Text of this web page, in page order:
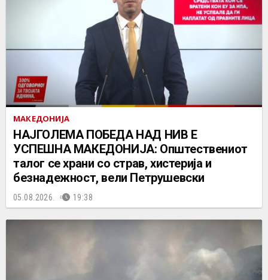
МАКЕДОНИЈА
НАЈГОЛЕМА ПОБЕДА НАД НИВ Е
УСПЕШНА МАКЕДОНИЈА: Општествениот
талог се храни со страв, хистерија и
безнадежност, вели Петрушевски
05.08.2026. 19:38